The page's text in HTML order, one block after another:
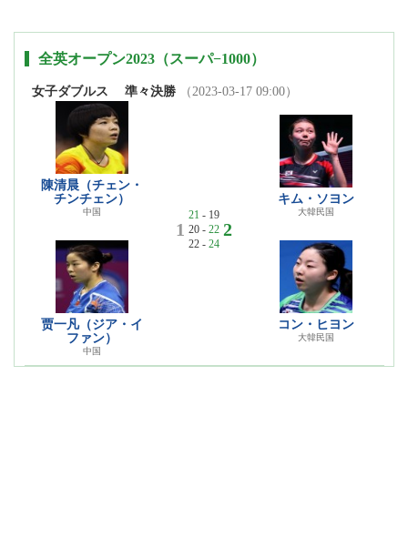
全英オープン2023（スーパ−1000）
女子ダブルス 準々決勝 （2023-03-17 09:00）
陳清晨（チェン・
チンチェン）
中国
贾一凡（ジア・イ
ファン）
中国
1
21 - 19
20 - 22
22 - 24
2
キム・ソヨン
大韓民国
コン・ヒヨン
大韓民国